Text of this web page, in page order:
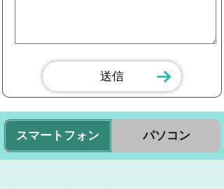
スマートフォン パソコン